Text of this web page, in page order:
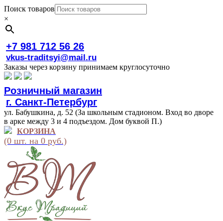
Поиск товаров
×
+7 981 712 56 26
vkus-traditsyi@mail.ru
Заказы через корзину принимаем круглосуточно
Розничный магазин
г. Санкт-Петербург
ул. Бабушкина, д. 52 (За школьным стадионом. Вход во дворе
в арке между 3 и 4 подъездом. Дом буквой П.)
КОРЗИНА
(0 шт. на 0 руб.)